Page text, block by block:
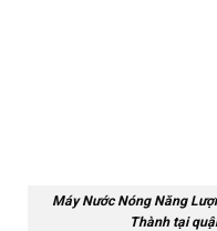
Máy Nước Nóng Năng
Thành tại